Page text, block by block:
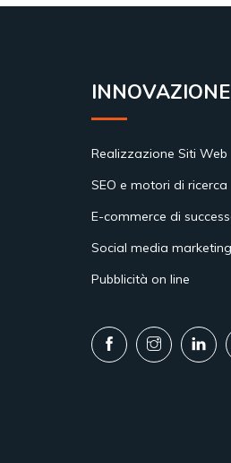
INNOVAZIONE
Realizzazione Siti Web
SEO e motori di ricerca
E-commerce di
Social media marketing
Pubblicità on line